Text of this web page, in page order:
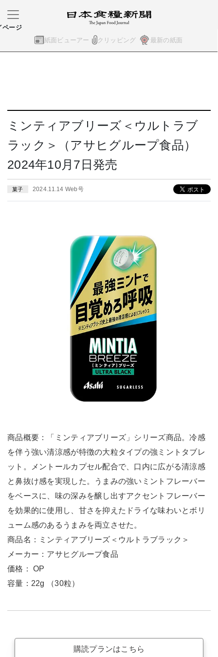
紙面ビューアー クリッピング 最新の紙面
ページ
ミンティアブリーズ＜ウルトラブ
ラック＞（アサヒグループ食品）
2024年10月7日発売
菓子 2024.11.14 Web号
商品概要：「ミンティアブリーズ」シリーズ商品。冷感
を伴う強い清涼感が特徴の大粒タイプの強ミントタブレ
ット。メントールカプセル配合で、口内に広がる清涼感
と鼻抜け感を実現した。うまみの強いミントフレーバー
をベースに、味の深みを醸し出すアクセントフレーバー
を効果的に使用し、甘さを抑えたドライな味わいとボリ
ューム感のあるうまみを両立させた。
商品名：ミンティアブリーズ＜ウルトラブラック＞
メーカー：アサヒグループ食品
価格： OP
容量：22g （30粒）
購読プランはこちら